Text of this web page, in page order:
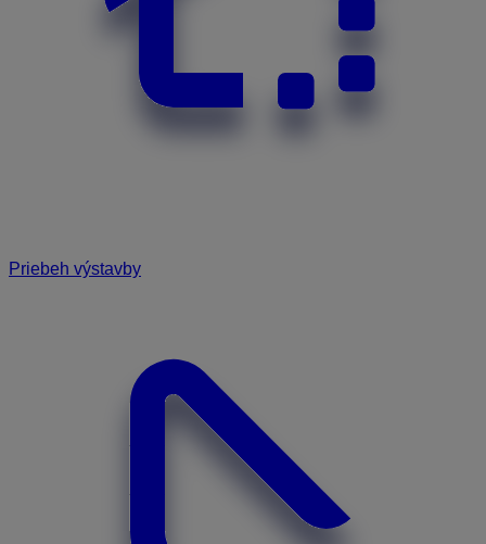
Priebeh výstavby